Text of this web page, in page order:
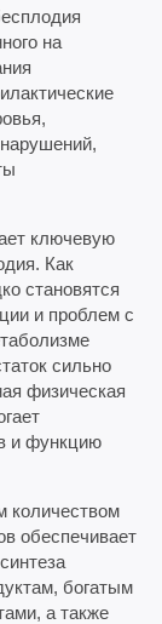
на
ключевую
Как
становятся
и проблем с
сильно
физическая
и функцию
количеством
обеспечивает
богатым
а также